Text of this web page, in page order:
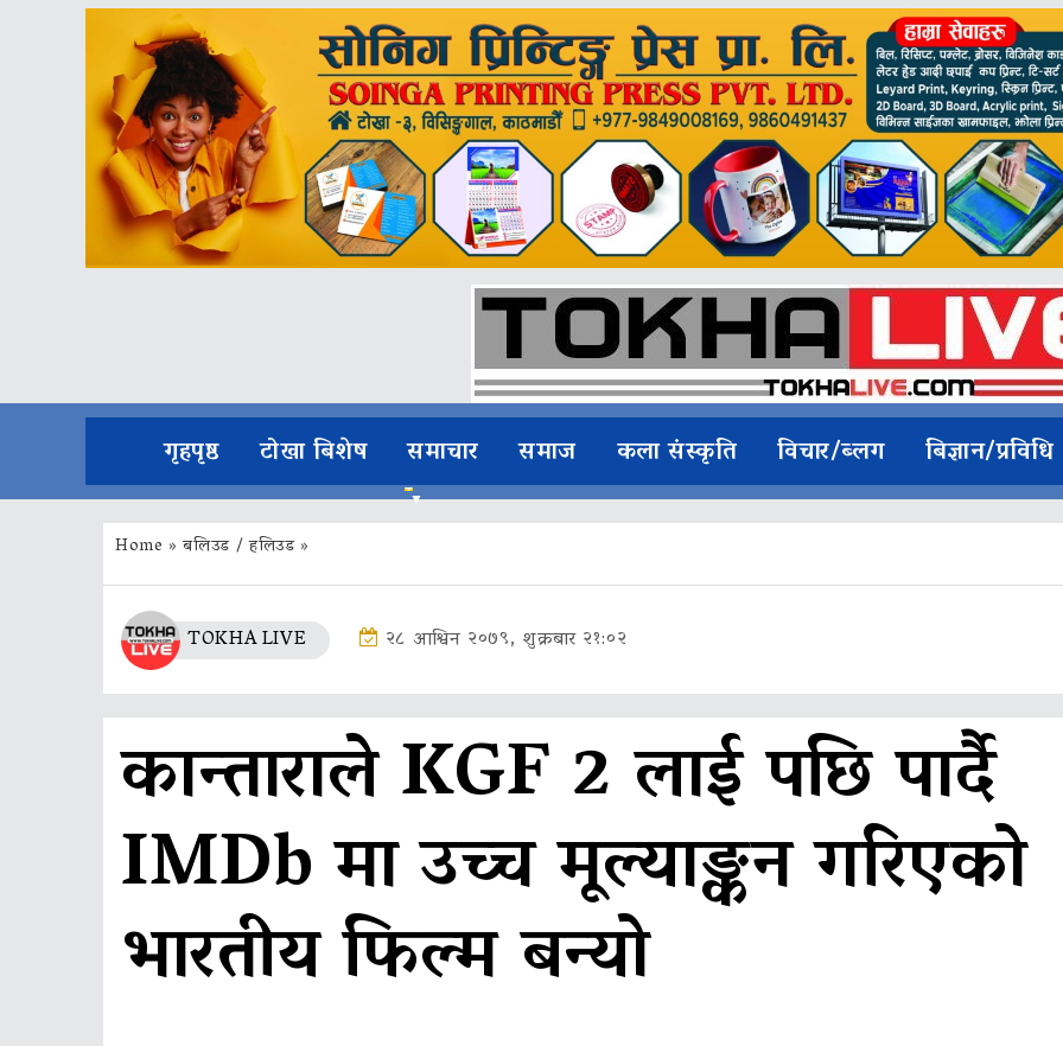
गृहपृष्ठ टोखा बिशेष समाचार समाज कला संस्कृति विचार/ब्लग बिज्ञान/प्रविधि
Home »बलिउड / हलिउड »
TOKHA LIVE २८ आश्विन २०७९, शुक्रबार २१:०२
कान्ताराले KGF 2 लाई पछि पार्दै
IMDb मा उच्च मूल्याङ्कन गरिएको
भारतीय फिल्म बन्यो